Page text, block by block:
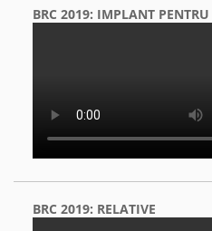
BRC 2019: IMPLANT PENTRU
BRC 2019: RELATIVE